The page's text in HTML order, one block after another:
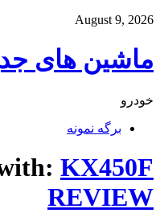
August 9, 2026
ماشین های
خودرو
برگه نمونه
KX450F
REVIEW